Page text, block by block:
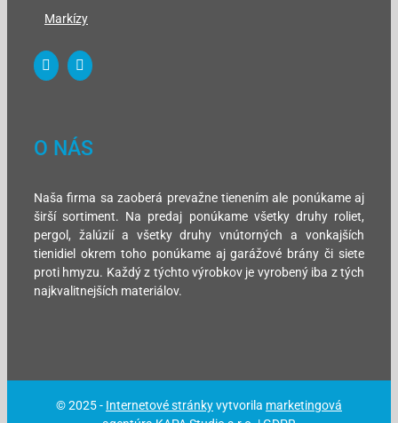
Markízy
O NÁS
Naša firma sa zaoberá prevažne tienením ale ponúkame aj
širší sortiment. Na predaj ponúkame všetky druhy roliet,
pergol, žalúzií a všetky druhy vnútorných a vonkajších
tienidiel okrem toho ponúkame aj garážové brány či siete
proti hmyzu. Každý z týchto výrobkov je vyrobený iba z tých
najkvalitnejších materiálov.
© 2025 - Internetové stránkyvytvorila marketingová